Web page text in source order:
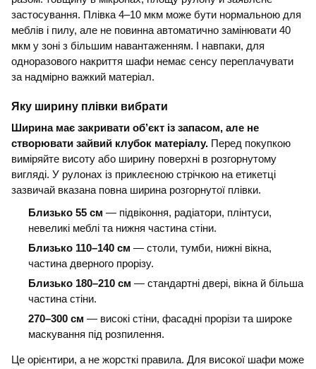
застосування. Плівка 4–10 мкм може бути нормальною для
меблів і пилу, але не повинна автоматично замінювати 40
мкм у зоні з більшим навантаженням. І навпаки, для
одноразового накриття шафи немає сенсу переплачувати
за надмірно важкий матеріал.
Яку ширину плівки вибрати
Ширина має закривати об’єкт із запасом, але не
створювати зайвий клубок матеріалу. Перед покупкою
виміряйте висоту або ширину поверхні в розгорнутому
вигляді. У рулонах із приклеєною стрічкою на етикетці
зазвичай вказана повна ширина розгорнутої плівки.
Близько 55 см — підвіконня, радіатори, плінтуси,
невеликі меблі та нижня частина стіни.
Близько 110–140 см — столи, тумби, нижні вікна,
частина дверного прорізу.
Близько 180–210 см — стандартні двері, вікна й більша
частина стіни.
270–300 см — високі стіни, фасадні прорізи та широке
маскування під розпилення.
Це орієнтири, а не жорсткі правила. Для високої шафи може